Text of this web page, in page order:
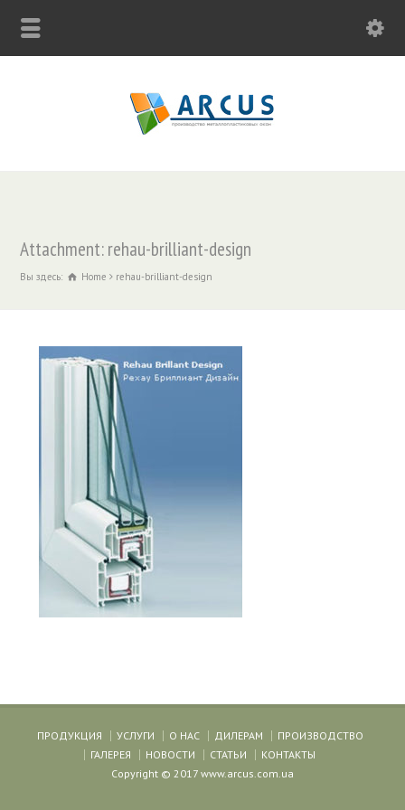
Attachment: rehau-brilliant-design
Вы здесь: Home rehau-brilliant-design
ПРОДУКЦИЯ УСЛУГИ О НАС ДИЛЕРАМ
ПРОИЗВОДСТВО
ГАЛЕРЕЯ
НОВОСТИ СТАТЬИ
КОНТАКТЫ
Copyright © 2017 www.arcus.com.ua